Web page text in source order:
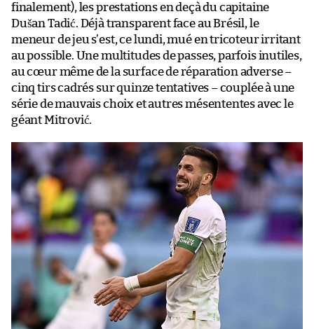
finalement), les prestations en deçà du capitaine
Dušan Tadić. Déjà transparent face au Brésil, le
meneur de jeu s’est, ce lundi, mué en tricoteur irritant
au possible. Une multitudes de passes, parfois inutiles,
au cœur même de la surface de réparation adverse –
cinq tirs cadrés sur quinze tentatives – couplée à une
série de mauvais choix et autres mésententes avec le
géant Mitrović.